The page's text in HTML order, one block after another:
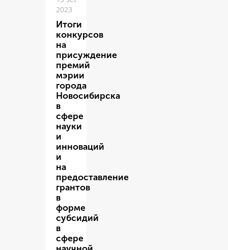
2023
Итоги
конкурсов
на
присуждение
премий
мэрии
города
Новосибирска
в
сфере
науки
и
инноваций
и
на
предоставление
грантов
в
форме
субсидий
в
сфере